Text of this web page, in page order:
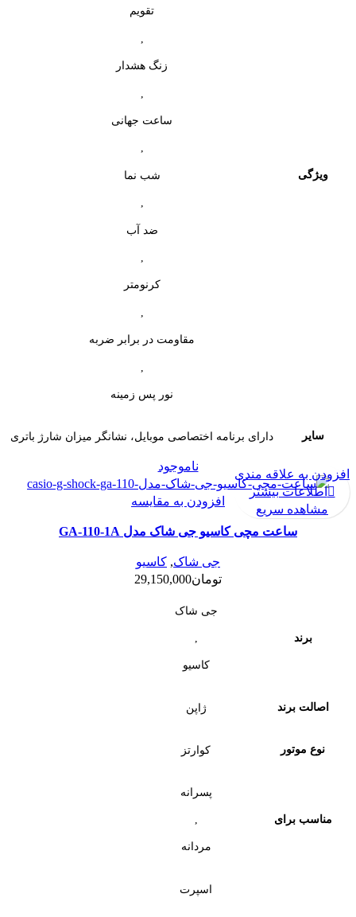
ویژگی
تقویم
زنگ هشدار
ساعت جهانی
,
شب‌ نما
,
ضد آب
کرنومتر
مقاومت در برابر ضربه
نور پس زمینه
سایر دارای برنامه اختصاصی موبایل، نشانگر میزان شارژ باتری
ناموجود
افزودن به مقایسه
ساعت مچی کاسیو جی شاک مدل GA-110-1A
جی شاک, کاسیو
تومان29,150,000
برند
جی شاک
کاسیو
اصالت برند ژاپن
نوع موتور کوارتز
مناسب برای
پسرانه
مردانه
اسپرت
افزودن به علاقه مندی
اطلاعات بیشتر
مشاهده سریع